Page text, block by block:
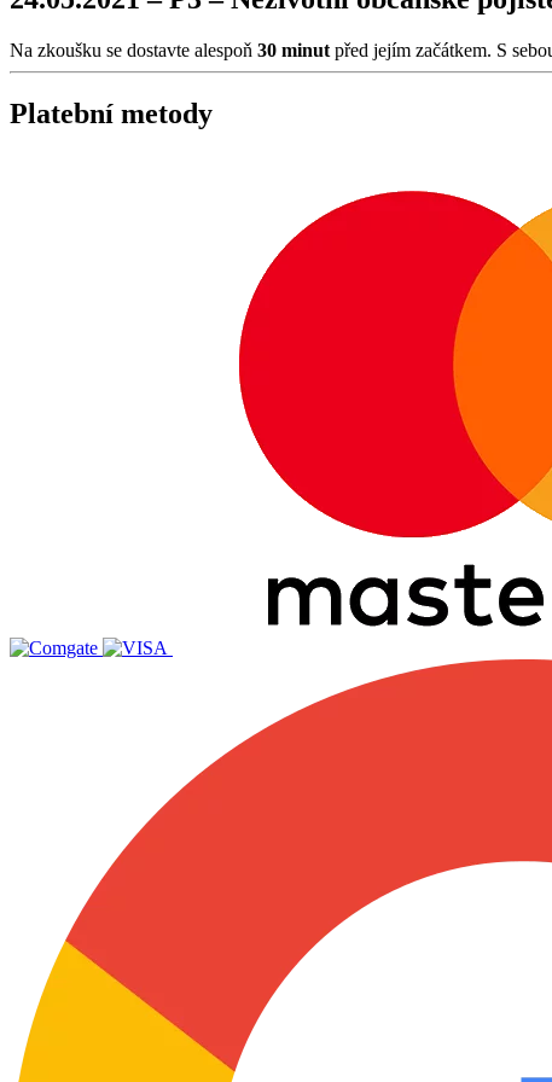
Na zkoušku se dostavte alespoň 30 minut před jejím začátkem. S
Platební metody